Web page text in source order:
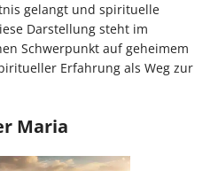
gelangt und spirituelle
Darstellung steht im
Schwerpunkt auf geheimem
Erfahrung als Weg zur
Maria